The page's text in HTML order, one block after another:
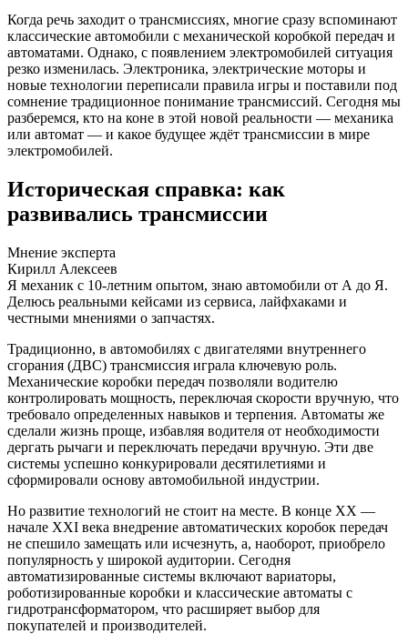
Когда речь заходит о трансмиссиях, многие сразу вспоминают
классические автомобили с механической коробкой передач и
автоматами. Однако, с появлением электромобилей ситуация
резко изменилась. Электроника, электрические моторы и
новые технологии переписали правила игры и поставили под
сомнение традиционное понимание трансмиссий. Сегодня мы
разберемся, кто на коне в этой новой реальности — механика
или автомат — и какое будущее ждёт трансмиссии в мире
электромобилей.
Историческая справка: как
развивались трансмиссии
Мнение эксперта
Кирилл Алексеев
Я механик с 10-летним опытом, знаю автомобили от А до Я.
Делюсь реальными кейсами из сервиса, лайфхаками и
честными мнениями о запчастях.
Традиционно, в автомобилях с двигателями внутреннего
сгорания (ДВС) трансмиссия играла ключевую роль.
Механические коробки передач позволяли водителю
контролировать мощность, переключая скорости вручную, что
требовало определенных навыков и терпения. Автоматы же
сделали жизнь проще, избавляя водителя от необходимости
дергать рычаги и переключать передачи вручную. Эти две
системы успешно конкурировали десятилетиями и
сформировали основу автомобильной индустрии.
Но развитие технологий не стоит на месте. В конце XX —
начале XXI века внедрение автоматических коробок передач
не спешило замещать или исчезнуть, а, наоборот, приобрело
популярность у широкой аудитории. Сегодня
автоматизированные системы включают вариаторы,
роботизированные коробки и классические автоматы с
гидротрансформатором, что расширяет выбор для
покупателей и производителей.